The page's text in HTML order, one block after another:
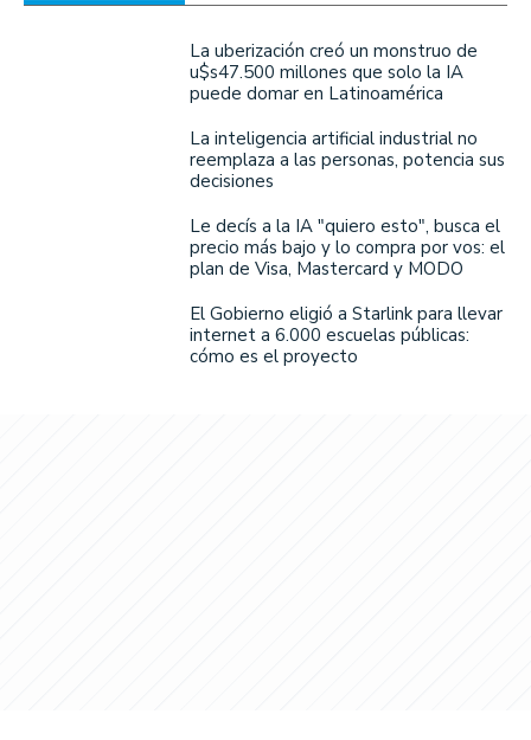
La uberización creó un monstruo de
u$s47.500 millones que solo la IA
puede domar en Latinoamérica
La inteligencia artificial industrial no
reemplaza a las personas, potencia sus
decisiones
Le decís a la IA "quiero esto", busca el
precio más bajo y lo compra por vos: el
plan de Visa, Mastercard y MODO
El Gobierno eligió a Starlink para llevar
internet a 6.000 escuelas públicas:
cómo es el proyecto